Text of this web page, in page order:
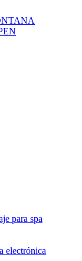
para spa
electrónica